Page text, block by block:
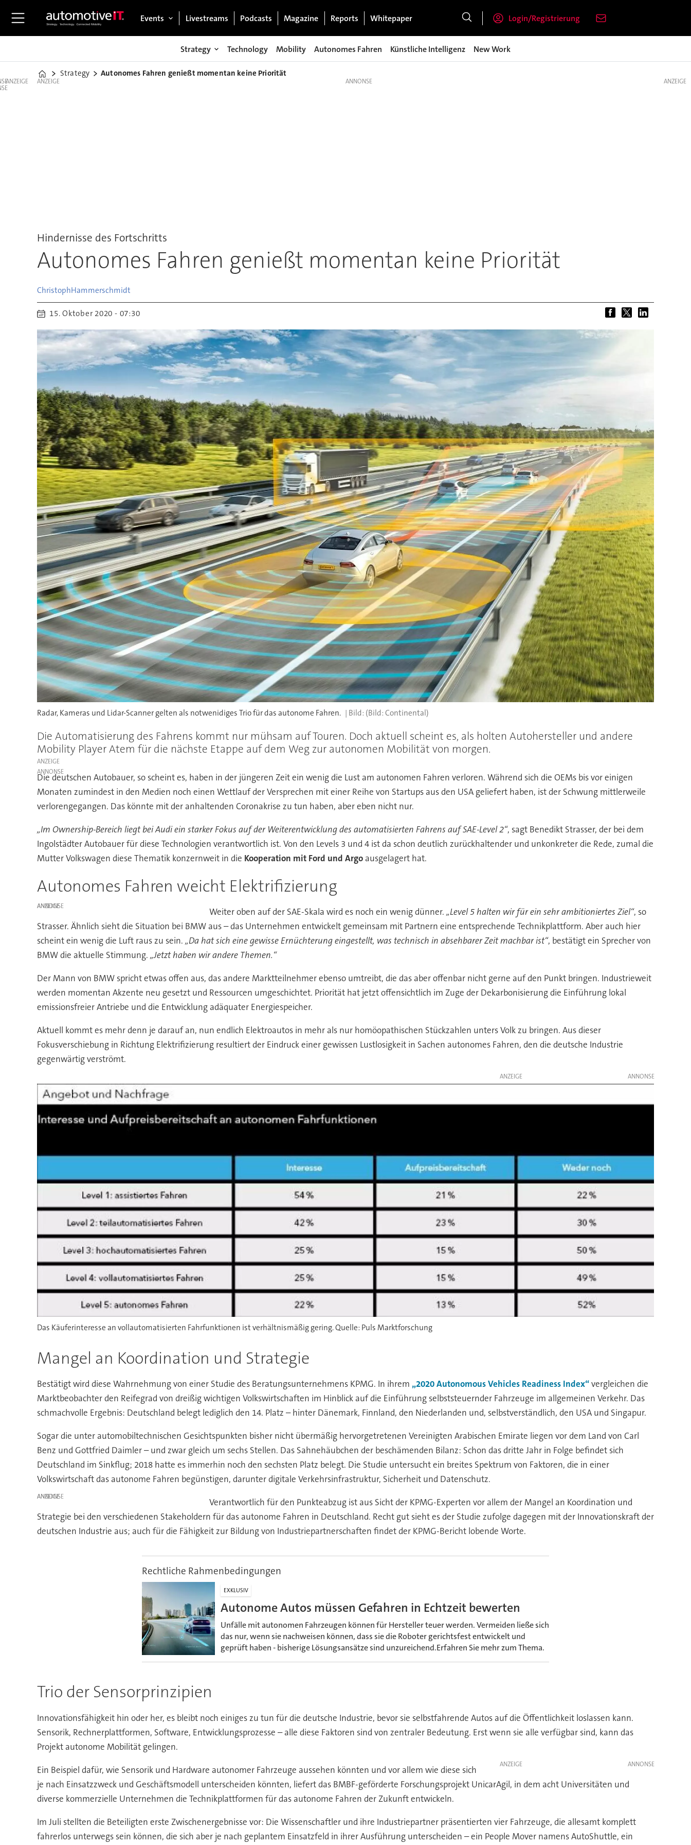
Events Livestreams Podcasts Magazine Reports Whitepaper Login/Registrierung
Strategy Technology Mobility Autonomes Fahren Künstliche Intelligenz New Work
Home
Strategy Autonomes Fahren genießt momentan keine Priorität
ANZEIGE ANZEIGE
Hindernisse des Fortschritts
Autonomes Fahren genießt momentan keine Priorität
ChristophHammerschmidt
15. Oktober 2020 - 07:30
Radar, Kameras und Lidar-Scanner gelten als notwenidiges Trio für das autonome Fahren. (Bild: Continental)
Die Automatisierung des Fahrens kommt nur mühsam auf Touren. Doch aktuell scheint es, als holten Autohersteller und andere
Mobility Player Atem für die nächste Etappe auf dem Weg zur autonomen Mobilität von morgen.
ANZEIGE
Die deutschen Autobauer, so scheint es, haben in der jüngeren Zeit ein wenig die Lust am autonomen Fahren verloren. Während sich die OEMs bis vor einigen
Monaten zumindest in den Medien noch einen Wettlauf der Versprechen mit einer Reihe von Startups aus den USA geliefert haben, ist der Schwung mittlerweile
verlorengegangen. Das könnte mit der anhaltenden Coronakrise zu tun haben, aber eben nicht nur.
„Im Ownership-Bereich liegt bei Audi ein starker Fokus auf der Weiterentwicklung des automatisierten Fahrens auf SAE-Level 2“, sagt Benedikt Strasser, der bei dem
Ingolstädter Autobauer für diese Technologien verantwortlich ist. Von den Levels 3 und 4 ist da schon deutlich zurückhaltender und unkonkreter die Rede, zumal die
Mutter Volkswagen diese Thematik konzernweit in die Kooperation mit Ford und Argoausgelagert hat.
Autonomes Fahren weicht Elektrifizierung
ANZEIGE Weiter oben auf der SAE-Skala wird es noch ein wenig dünner.„Level 5 halten wir für ein sehr ambitioniertes Ziel“, so
Strasser. Ähnlich sieht die Situation bei BMW aus – das Unternehmen entwickelt gemeinsam mit Partnern eine entsprechende Technikplattform. Aber auch hier
scheint ein wenig die Luft raus zu sein. „Da hat sich eine gewisse Ernüchterung eingestellt, was technisch in absehbarer Zeit machbar ist“, bestätigt ein Sprecher von
BMW die aktuelle Stimmung. „Jetzt haben wir andere Themen.“
Der Mann von BMW spricht etwas offen aus, das andere Marktteilnehmer ebenso umtreibt, die das aber offenbar nicht gerne auf den Punkt bringen. Industrieweit
werden momentan Akzente neu gesetzt und Ressourcen umgeschichtet. Priorität hat jetzt offensichtlich im Zuge der Dekarbonisierung die Einführung lokal
emissionsfreier Antriebe und die Entwicklung adäquater Energiespeicher.
Aktuell kommt es mehr denn je darauf an, nun endlich Elektroautos in mehr als nur homöopathischen Stückzahlen unters Volk zu bringen. Aus dieser
Fokusverschiebung in Richtung Elektrifizierung resultiert der Eindruck einer gewissen Lustlosigkeit in Sachen autonomes Fahren, den die deutsche Industrie
gegenwärtig verströmt.
ANZEIGE
Das Käuferinteresse an vollautomatisierten Fahrfunktionen ist verhältnismäßig gering. Quelle: Puls Marktforschung
Mangel an Koordination und Strategie
Bestätigt wird diese Wahrnehmung von einer Studie des Beratungsunternehmens KPMG. In ihrem „2020 Autonomous Vehicles Readiness Index“vergleichen die
Marktbeobachter den Reifegrad von dreißig wichtigen Volkswirtschaften im Hinblick auf die Einführung selbststeuernder Fahrzeuge im allgemeinen Verkehr. Das
schmachvolle Ergebnis: Deutschland belegt lediglich den 14. Platz – hinter Dänemark, Finnland, den Niederlanden und, selbstverständlich, den USA und Singapur.
Sogar die unter automobiltechnischen Gesichtspunkten bisher nicht übermäßig hervorgetretenen Vereinigten Arabischen Emirate liegen vor dem Land von Carl
Benz und Gottfried Daimler – und zwar gleich um sechs Stellen. Das Sahnehäubchen der beschämenden Bilanz: Schon das dritte Jahr in Folge befindet sich
Deutschland im Sinkflug; 2018 hatte es immerhin noch den sechsten Platz belegt. Die Studie untersucht ein breites Spektrum von Faktoren, die in einer
Volkswirtschaft das autonome Fahren begünstigen, darunter digitale Verkehrsinfrastruktur, Sicherheit und Datenschutz.
ANZEIGE
Verantwortlich für den Punkteabzug ist aus Sicht der KPMG-Experten vor allem der Mangel an Koordination und
Strategie bei den verschiedenen Stakeholdern für das autonome Fahren in Deutschland. Recht gut sieht es der Studie zufolge dagegen mit der Innovationskraft der
deutschen Industrie aus; auch für die Fähigkeit zur Bildung von Industriepartnerschaften findet der KPMG-Bericht lobende Worte.
Rechtliche Rahmenbedingungen
EXKLUSIV
Autonome Autos müssen Gefahren in Echtzeit bewerten
Unfälle mit autonomen Fahrzeugen können für Hersteller teuer werden. Vermeiden ließe sich
das nur, wenn sie nachweisen können, dass sie die Roboter gerichtsfest entwickelt und
geprüft haben - bisherige Lösungsansätze sind unzureichend.Erfahren Sie mehr zum Thema.
Trio der Sensorprinzipien
Innovationsfähigkeit hin oder her, es bleibt noch einiges zu tun für die deutsche Industrie, bevor sie selbstfahrende Autos auf die Öffentlichkeit loslassen kann.
Sensorik, Rechnerplattformen, Software, Entwicklungsprozesse – alle diese Faktoren sind von zentraler Bedeutung. Erst wenn sie alle verfügbar sind, kann das
Projekt autonome Mobilität gelingen.
ANZEIGE
Ein Beispiel dafür, wie Sensorik und Hardware autonomer Fahrzeuge aussehen könnten und vor allem wie diese sich
je nach Einsatzzweck und Geschäftsmodell unterscheiden könnten, liefert das BMBF-geförderte Forschungsprojekt UnicarAgil, in dem acht Universitäten und
diverse kommerzielle Unternehmen die Technikplattformen für das autonome Fahren der Zukunft entwickeln.
Im Juli stellten die Beteiligten erste Zwischenergebnisse vor: Die Wissenschaftler und ihre Industriepartner präsentierten vier Fahrzeuge, die allesamt komplett
fahrerlos unterwegs sein können, die sich aber je nach geplantem Einsatzfeld in ihrer Ausführung unterscheiden – ein People Mover namens AutoShuttle, ein
ANZEIGE